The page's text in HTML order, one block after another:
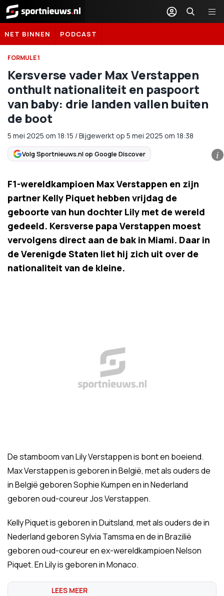
Sportnieuws.nl
NET BINNEN PODCAST
FORMULE 1
Kersverse vader Max Verstappen
onthult nationaliteit en paspoort
van baby: drie landen vallen buiten
de boot
5 mei 2025 om 18:15 /Bijgewerkt op 5 mei 2025 om 18:38
Volg Sportnieuws.nl op Google Discover i
F1-wereldkampioen Max Verstappen en zijn
partner Kelly Piquet hebben vrijdag de
geboorte van hun dochter Lily met de wereld
gedeeld. Kersverse papa Verstappen moest
vervolgens direct aan de bak in Miami. Daar in
de Verenigde Staten liet hij zich uit over de
nationaliteit van de kleine.
De stamboom van Lily Verstappen is bont en boeiend.
Max Verstappen is geboren in België, met als ouders de
in België geboren Sophie Kumpen en in Nederland
geboren oud-coureur Jos Verstappen.
Kelly Piquet is geboren in Duitsland, met als ouders de in
Nederland geboren Sylvia Tamsma en de in Brazilië
geboren oud-coureur en ex-wereldkampioen Nelson
Piquet. En Lily is geboren in Monaco.